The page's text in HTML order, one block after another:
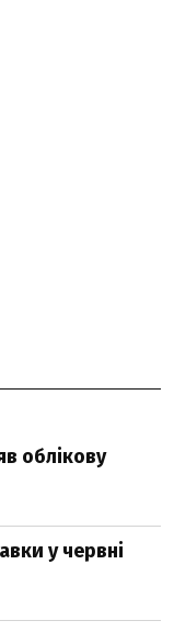
облікову
у червні